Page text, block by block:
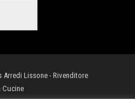
Arredi Lissone - Rivenditore
Cucine